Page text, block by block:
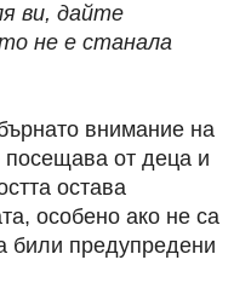
ви, дайте
не е станала
внимание на
посещава от деца и
остава
особено ако не са
били предупредени